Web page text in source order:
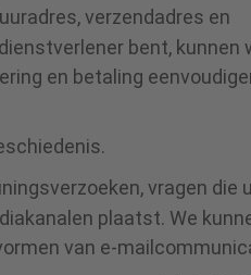
verzendadres en
bent, kunnen
en betaling
vragen die u
plaatst. We
van e-